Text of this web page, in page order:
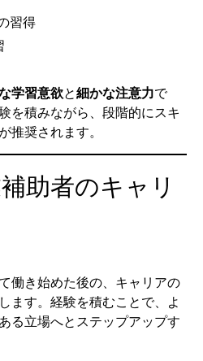
習得
学習意欲と細かな注意力で
を積みながら、段階的にスキ
推奨されます。
助者のキャリ
働き始めた後の、キャリアの
ます。経験を積むことで、よ
る立場へとステップアップす